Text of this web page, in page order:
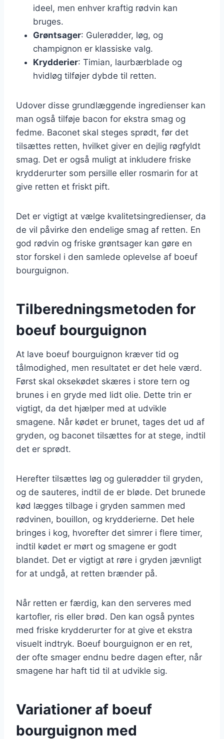
ideel, men enhver kraftig rødvin kan
bruges.
Grøntsager: Gulerødder, løg, og
champignon er klassiske valg.
Krydderier: Timian, laurbærblade og
hvidløg tilføjer dybde til retten.
Udover disse grundlæggende ingredienser kan
man også tilføje bacon for ekstra smag og
fedme. Baconet skal steges sprødt, før det
tilsættes retten, hvilket giver en dejlig røgfyldt
smag. Det er også muligt at inkludere friske
krydderurter som persille eller rosmarin for at
give retten et friskt pift.
Det er vigtigt at vælge kvalitetsingredienser, da
de vil påvirke den endelige smag af retten. En
god rødvin og friske grøntsager kan gøre en
stor forskel i den samlede oplevelse af boeuf
bourguignon.
Tilberedningsmetoden for
boeuf bourguignon
At lave boeuf bourguignon kræver tid og
tålmodighed, men resultatet er det hele værd.
Først skal oksekødet skæres i store tern og
brunes i en gryde med lidt olie. Dette trin er
vigtigt, da det hjælper med at udvikle
smagene. Når kødet er brunet, tages det ud af
gryden, og baconet tilsættes for at stege, indtil
det er sprødt.
Herefter tilsættes løg og gulerødder til gryden,
og de sauteres, indtil de er bløde. Det brunede
kød lægges tilbage i gryden sammen med
rødvinen, bouillon, og krydderierne. Det hele
bringes i kog, hvorefter det simrer i flere timer,
indtil kødet er mørt og smagene er godt
blandet. Det er vigtigt at røre i gryden jævnligt
for at undgå, at retten brænder på.
Når retten er færdig, kan den serveres med
kartofler, ris eller brød. Den kan også pyntes
med friske krydderurter for at give et ekstra
visuelt indtryk. Boeuf bourguignon er en ret,
der ofte smager endnu bedre dagen efter, når
smagene har haft tid til at udvikle sig.
Variationer af boeuf
bourguignon med